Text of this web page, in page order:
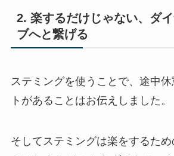
2. 楽するだけじゃない、ダ
ブへと繋げる
ステミングを使うことで、途中
トがあることはお伝えしました。
そしてステミングは楽をするた